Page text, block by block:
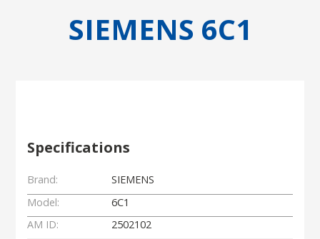
SIEMENS 6C1
Specifications
Brand:
SIEMENS
Model:
6C1
AM ID:
2502102